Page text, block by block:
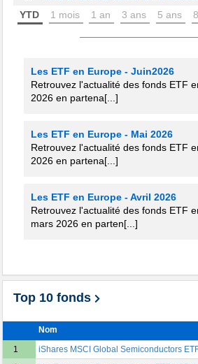
YTD 1 mois 1 an 3 ans 5 ans
Les ETF en Europe - Juin2026
Retrouvez l'actualité des fonds ETF
2026 en partena[...]
Les ETF en Europe - Mai 2026
Retrouvez l'actualité des fonds ETF
2026 en partena[...]
Les ETF en Europe - Avril 2026
Retrouvez l'actualité des fonds ETF
mars 2026 en parten[...]
Top 10 fonds
Nom
1
iShares MSCI Global Semiconductors